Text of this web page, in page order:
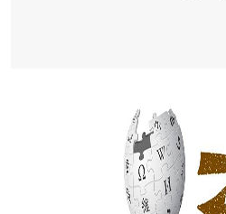
ورسالته في جروح الرأس. ويعود
الدين والفلسفة.